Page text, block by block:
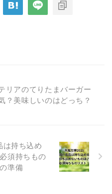
リアのてりたまバーガー
？美味しいのはどっち？
持ち込め
須持ちもの
準備